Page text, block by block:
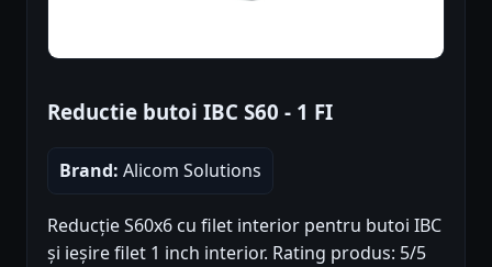
Reductie butoi IBC S60 - 1 FI
Brand: Alicom Solutions
Reducție S60x6 cu filet interior pentru butoi IBC
și ieșire filet 1 inch interior. Rating produs: 5/5